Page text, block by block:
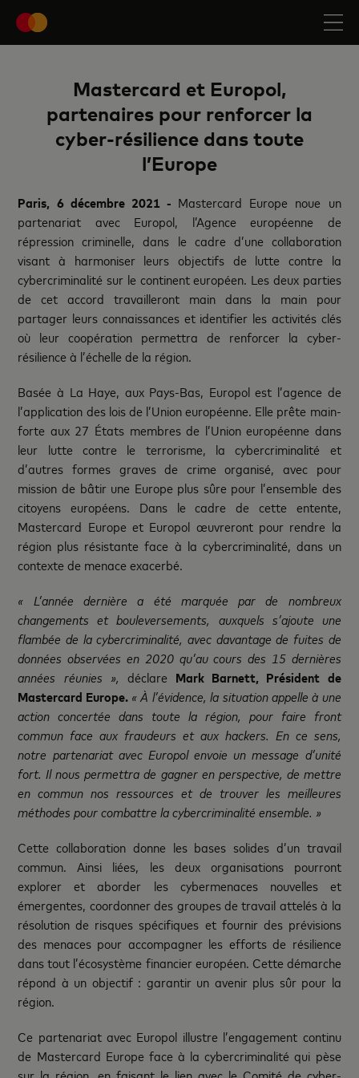
Mastercard et Europol,
partenaires pour renforcer la
cyber-résilience dans toute
l’Europe
Paris, 6 décembre 2021 - Mastercard Europe noue un
partenariat avec Europol, l’Agence européenne de
répression criminelle, dans le cadre d’une collaboration
visant à harmoniser leurs objectifs de lutte contre la
cybercriminalité sur le continent européen. Les deux parties
de cet accord travailleront main dans la main pour
partager leurs connaissances et identifier les activités clés
où leur coopération permettra de renforcer la cyber-
résilience à l’échelle de la région.
Basée à La Haye, aux Pays-Bas, Europol est l’agence de
l’application des lois de l’Union européenne. Elle prête main-
forte aux 27 États membres de l’Union européenne dans
leur lutte contre le terrorisme, la cybercriminalité et
d’autres formes graves de crime organisé, avec pour
mission de bâtir une Europe plus sûre pour l’ensemble des
citoyens européens. Dans le cadre de cette entente,
Mastercard Europe et Europol œuvreront pour rendre la
région plus résistante face à la cybercriminalité, dans un
contexte de menace exacerbé.
« L’année dernière a été marquée par de nombreux
changements et bouleversements, auxquels s’ajoute une
flambée de la cybercriminalité, avec davantage de fuites de
données observées en 2020 qu’au cours des 15 dernières
années réunies », déclare Mark Barnett, Président de
Mastercard Europe. « À l’évidence, la situation appelle à une
action concertée dans toute la région, pour faire front
commun face aux fraudeurs et aux hackers. En ce sens,
notre partenariat avec Europol envoie un message d’unité
fort. Il nous permettra de gagner en perspective, de mettre
en commun nos ressources et de trouver les meilleures
méthodes pour combattre la cybercriminalité ensemble. »
Cette collaboration donne les bases solides d’un travail
commun. Ainsi liées, les deux organisations pourront
explorer et aborder les cybermenaces nouvelles et
émergentes, coordonner des groupes de travail attelés à la
résolution de risques spécifiques et fournir des prévisions
des menaces pour accompagner les efforts de résilience
dans tout l’écosystème financier européen. Cette démarche
répond à un objectif : garantir un avenir plus sûr pour la
région.
Ce partenariat avec Europol illustre l’engagement continu
de Mastercard Europe face à la cybercriminalité qui pèse